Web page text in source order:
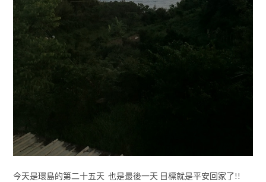
今天是環島的第二十五天 也是最後一天 目標就是平安回家了!!